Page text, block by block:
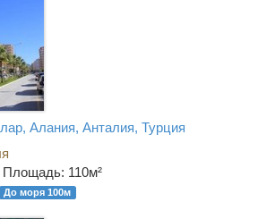
Алания, Анталия, Турция
Площадь: 110м²
До моря 100м